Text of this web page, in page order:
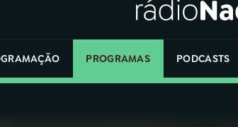
PROGRAMAS PODCASTS